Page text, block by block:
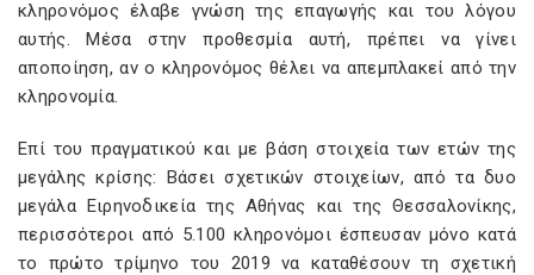
κληρονόμος έλαβε γνώση της επαγωγής και του λόγου
αυτής. Μέσα στην προθεσμία αυτή, πρέπει να γίνει
αποποίηση, αν ο κληρονόμος θέλει να απεμπλακεί από την
κληρονομία.
Επί του πραγματικού και με βάση στοιχεία των ετών της
μεγάλης κρίσης: Βάσει σχετικών στοιχείων, από τα δυο
μεγάλα Ειρηνοδικεία της Αθήνας και της Θεσσαλονίκης,
περισσότεροι από 5.100 κληρονόμοι έσπευσαν μόνο κατά
το πρώτο τρίμηνο του 2019 να καταθέσουν τη σχετική